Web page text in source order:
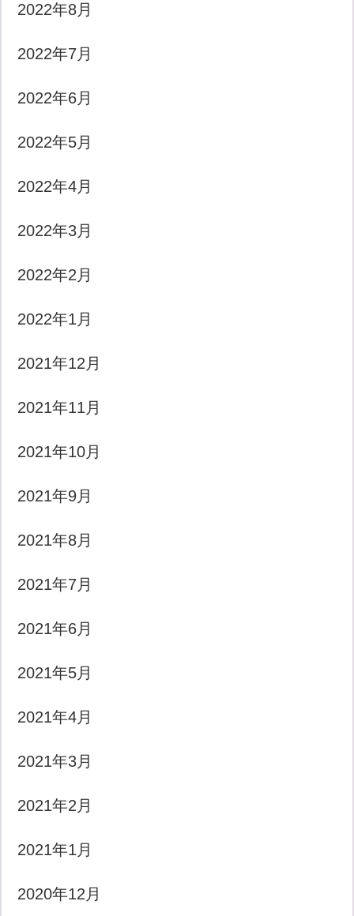
2022年8月
2022年7月
2022年6月
2022年5月
2022年4月
2022年3月
2022年2月
2022年1月
2021年12月
2021年11月
2021年10月
2021年9月
2021年8月
2021年7月
2021年6月
2021年5月
2021年4月
2021年3月
2021年2月
2021年1月
2020年12月